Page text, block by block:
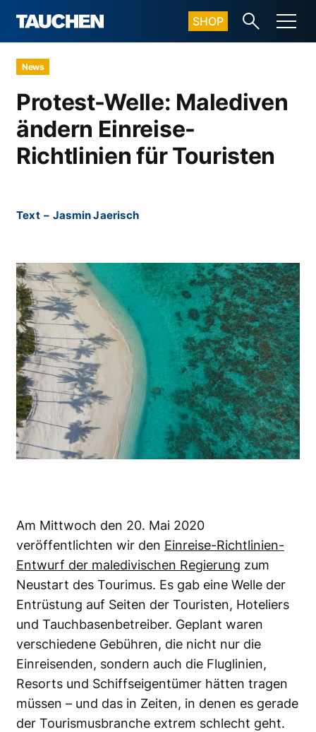
SHOP
News
Protest-Welle: Malediven
ändern Einreise-
Richtlinien für Touristen
Text – Jasmin Jaerisch
Am Mittwoch den 20. Mai 2020
veröffentlichten wir den Einreise-Richtlinien-
Entwurf der maledivischen Regierung zum
Neustart des Tourimus. Es gab eine Welle der
Entrüstung auf Seiten der Touristen, Hoteliers
und Tauchbasenbetreiber. Geplant waren
verschiedene Gebühren, die nicht nur die
Einreisenden, sondern auch die Fluglinien,
Resorts und Schiffseigentümer hätten tragen
müssen – und das in Zeiten, in denen es gerade
der Tourismusbranche extrem schlecht geht.